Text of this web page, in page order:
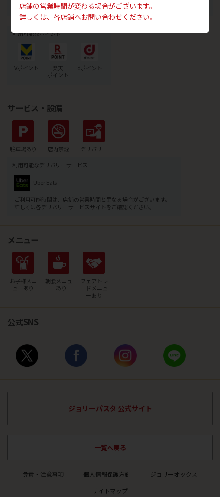
利用可能なポイント
Vポイント
楽天
ポイント
dポイント
サービス・設備
駐車場あり 店内禁煙
デリバリー
利用可能なデリバリーサービス
Uber Eats
ご利用可能時間は、店舗の営業時間と異なる場合がございます。
詳しくは各デリバリーサービスサイトをご確認ください。
メニュー
お子様メニ
ューあり
朝食メニュ
ーあり
フェアトレ
ード メニュ
ーあり
公式SNS
ジョリーパスタ 公式サイト
一覧へ戻る
店舗の営業時間が変わる場合がございます。
詳しくは、各店舗へお問い合わせください。
免責・注意事項 個人情報保護方針
ジョリーオックス
サイトマップ